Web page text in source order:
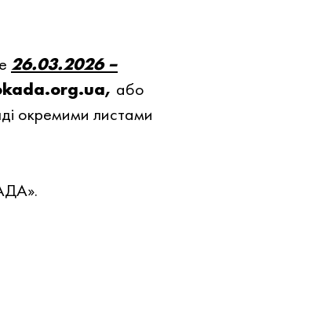
26.03.2026 –
або
окремими листами